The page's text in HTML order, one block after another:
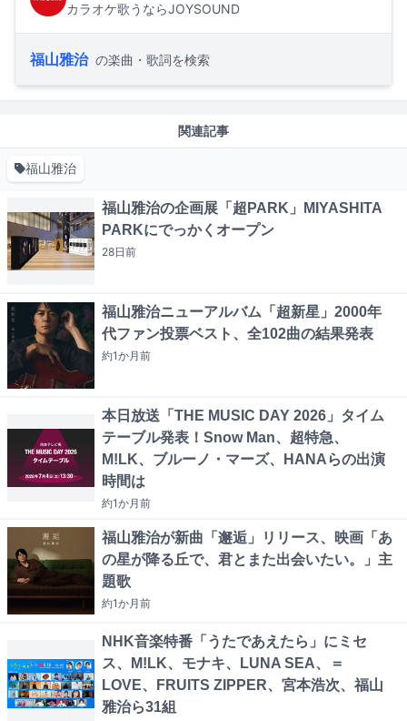
カラオケ歌うならJOYSOUND
福山雅治 の楽曲・歌詞を検索
関連記事
福山雅治
福山雅治の企画展「超PARK」MIYASHITA
PARKにでっかくオープン
28日前
福山雅治ニューアルバム「超新星」2000年
代ファン投票ベスト、全102曲の結果発表
約1か月前
本日放送「THE MUSIC DAY 2026」タイム
テーブル発表！Snow Man、超特急、
M!LK、ブルーノ・マーズ、HANAらの出演
時間は
約1か月前
福山雅治が新曲「邂逅」リリース、映画「あ
の星が降る丘で、君とまた出会いたい。」主
題歌
約1か月前
NHK音楽特番「うたであえたら」にミセ
ス、M!LK、モナキ、LUNA SEA、＝
LOVE、FRUITS ZIPPER、宮本浩次、福山
雅治ら31組